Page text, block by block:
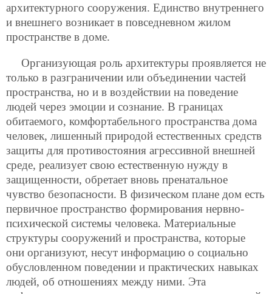
архитектурного сооружения. Единство внутреннего
и внешнего возникает в повседневном жилом
пространстве в доме.
Организующая роль архитектуры проявляется не
только в разграничении или объединении частей
пространства, но и в воздействии на поведение
людей через эмоции и сознание. В границах
обитаемого, комфортабельного пространства дома
человек, лишенный природой естественных средств
защиты для противостояния агрессивной внешней
среде, реализует свою естественную нужду в
защищенности, обретает вновь пренатальное
чувство безопасности. В физическом плане дом есть
первичное пространство формирования нервно-
психической системы человека. Материальные
структуры сооружений и пространства, которые
они организуют, несут информацию о социально
обусловленном поведении и практических навыках
людей, об отношениях между ними. Эта